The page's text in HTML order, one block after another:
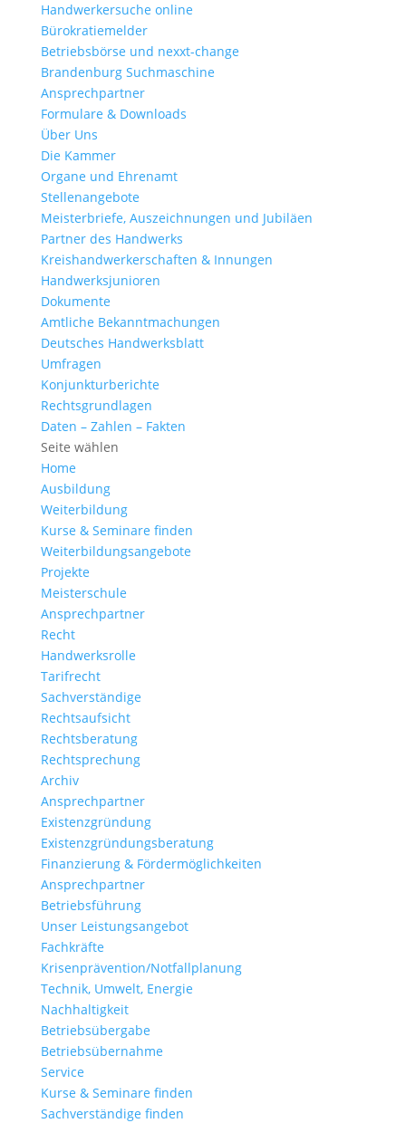
Handwerkersuche online
Bürokratiemelder
Betriebsbörse und nexxt-change
Brandenburg Suchmaschine
Ansprechpartner
Formulare & Downloads
Über Uns
Die Kammer
Organe und Ehrenamt
Stellenangebote
Meisterbriefe, Auszeichnungen und Jubiläen
Partner des Handwerks
Kreishandwerkerschaften & Innungen
Handwerksjunioren
Dokumente
Amtliche Bekanntmachungen
Deutsches Handwerksblatt
Umfragen
Konjunkturberichte
Rechtsgrundlagen
Daten – Zahlen – Fakten
Seite wählen
Home
Ausbildung
Weiterbildung
Kurse & Seminare finden
Weiterbildungsangebote
Projekte
Meisterschule
Ansprechpartner
Recht
Handwerksrolle
Tarifrecht
Sachverständige
Rechtsaufsicht
Rechtsberatung
Rechtsprechung
Archiv
Ansprechpartner
Existenzgründung
Existenzgründungsberatung
Finanzierung & Fördermöglichkeiten
Ansprechpartner
Betriebsführung
Unser Leistungsangebot
Fachkräfte
Krisenprävention/Notfallplanung
Technik, Umwelt, Energie
Nachhaltigkeit
Betriebsübergabe
Betriebsübernahme
Service
Kurse & Seminare finden
Sachverständige finden